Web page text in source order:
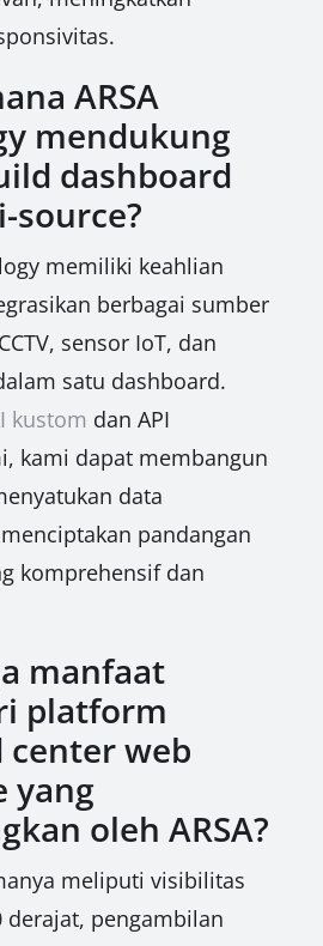
ARSA
mendukung
dashboard
source?
memiliki keahlian
berbagai sumber
sensor IoT, dan
satu dashboard.
kustom dan API
kami dapat membangun
data
pandangan
komprehensif dan
manfaat
platform
web
yang
oleh ARSA?
meliputi visibilitas
derajat, pengambilan